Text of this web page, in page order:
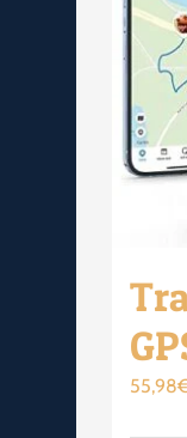
55,98